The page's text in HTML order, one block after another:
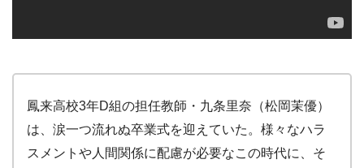
鳳来高校3年D組の担任教師・九条里奈（松岡茉優）
は、涙一つ流れぬ卒業式を迎えていた。様々なハラ
スメントや人間関係に配慮が必要なこの時代に、そ